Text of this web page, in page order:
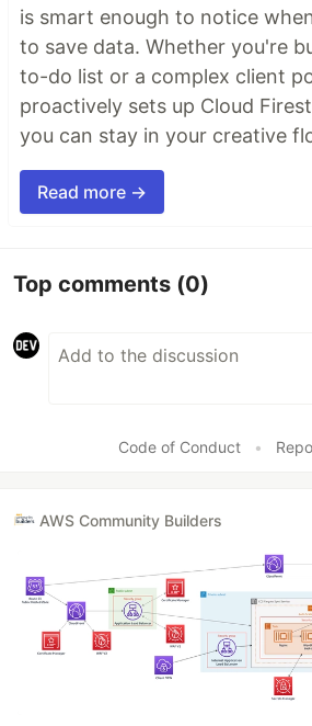
is smart enough to notice
to save data. Whether you're
to-do list or a complex client
proactively sets up Cloud
you can stay in your creative
Read more →
Top comments (0)
Code of Conduct •
AWS Community Builders